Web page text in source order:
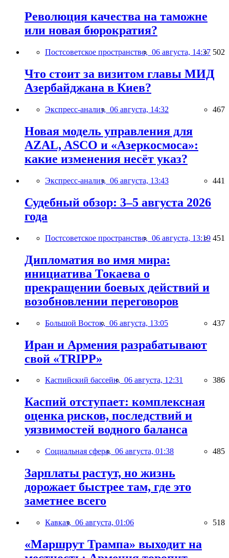
Революция качества на таможне
или новая бюрократия?
Постсоветское пространство, 06 августа, 14:37 502
Что стоит за визитом главы МИД
Азербайджана в Киев?
Экспресс-анализ, 06 августа, 14:32 467
Новая модель управления для
AZAL, ASCO и «Азеркосмоса»:
какие изменения несёт указ?
Экспресс-анализ, 06 августа, 13:43 441
Судебный обзор: 3–5 августа 2026
года
Постсоветское пространство, 06 августа, 13:19 451
Дипломатия во имя мира:
инициатива Токаева о
прекращении боевых действий и
возобновлении переговоров
Большой Восток, 06 августа, 13:05 437
Иран и Армения разрабатывают
свой «TRIPP»
Каспийский бассейн, 06 августа, 12:31 386
Каспий отступает: комплексная
оценка рисков, последствий и
уязвимостей водного баланса
Социальная сфера, 06 августа, 01:38 485
Зарплаты растут, но жизнь
дорожает быстрее там, где это
заметнее всего
Кавказ, 06 августа, 01:06 518
«Маршрут Трампа» выходит на